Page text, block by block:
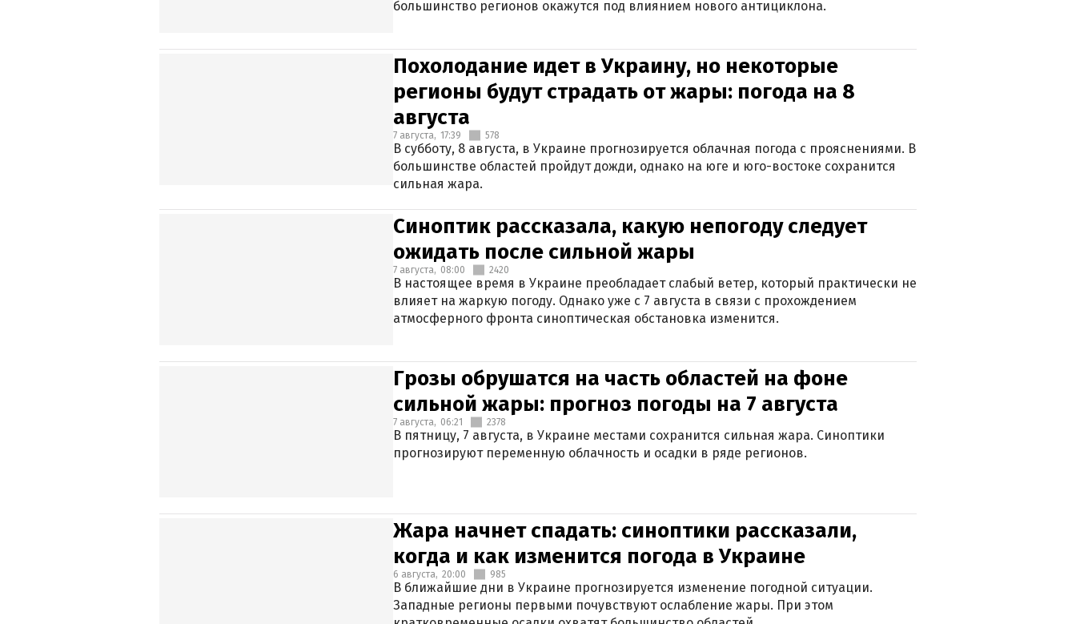
большинство регионов окажутся под влиянием нового антициклона.
Похолодание идет в Украину, но некоторые
регионы будут страдать от жары: погода на 8
августа
7 августа, 17:39 578
В субботу, 8 августа, в Украине прогнозируется облачная погода с прояснениями. В
большинстве областей пройдут дожди, однако на юге и юго-востоке сохранится
сильная жара.
Синоптик рассказала, какую непогоду следует
ожидать после сильной жары
7 августа, 08:00 2420
В настоящее время в Украине преобладает слабый ветер, который практически не
влияет на жаркую погоду. Однако уже с 7 августа в связи с прохождением
атмосферного фронта синоптическая обстановка изменится.
Грозы обрушатся на часть областей на фоне
сильной жары: прогноз погоды на 7 августа
7 августа, 06:21 2378
В пятницу, 7 августа, в Украине местами сохранится сильная жара. Синоптики
прогнозируют переменную облачность и осадки в ряде регионов.
Жара начнет спадать: синоптики рассказали,
когда и как изменится погода в Украине
6 августа, 20:00 985
В ближайшие дни в Украине прогнозируется изменение погодной ситуации.
Западные регионы первыми почувствуют ослабление жары. При этом